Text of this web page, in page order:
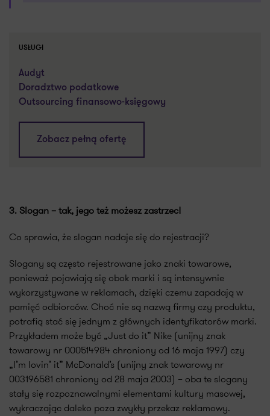
USŁUGI
Audyt
Doradztwo podatkowe
Outsourcing finansowo-księgowy
Zobacz pełną ofertę
3. Slogan – tak, jego też możesz zastrzec!
Co sprawia, że slogan nadaje się do rejestracji?
Slogany są często rejestrowane jako znaki towarowe,
ponieważ pojawiają się obok marki i są intensywnie
wykorzystywane w reklamach, dzięki czemu zapadają w
pamięć odbiorców. Choć nie są nazwą firmy czy produktu,
potrafią stać się jednym z głównych identyfikatorów marki.
Przykładem może być „Just do it” Nike (unijny znak
towarowy nr 000514984 chroniony od 16 maja 1997) czy
„I’m lovin’ it” McDonald’s (unijny znak towarowy nr
003196581 chroniony od 28 maja 2003) – oba te slogany
stały się rozpoznawalnymi elementami kultury masowej,
wykraczając daleko poza zwykły przekaz reklamowy.